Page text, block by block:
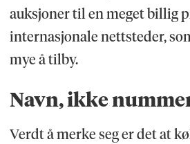
auksjoner til en meget billig
internasjonale nettsteder,
mye å tilby.
Navn, ikke
Verdt å merke seg er det at